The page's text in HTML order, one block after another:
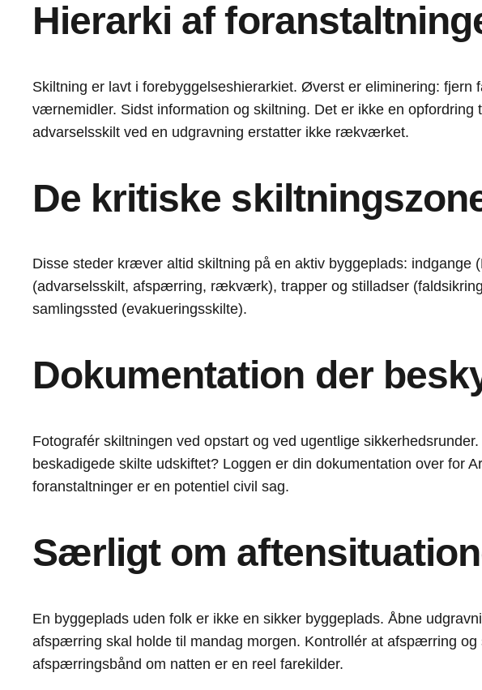
Hierarki af
Skiltning er lavt i forebyggelseshierarkiet. Øverst er eliminering:
værnemidler. Sidst information og skiltning. Det er ikke en
advarselsskilt ved en udgravning erstatter ikke rækværket.
De kritiske
Disse steder kræver altid skiltning på en aktiv byggeplads:
(advarselsskilt, afspærring, rækværk), trapper og stilladser
samlingssted (evakueringsskilte).
Dokumentation der
Fotografér skiltningen ved opstart og ved ugentlige
beskadigede skilte udskiftet? Loggen er din dokumentation over for
foranstaltninger er en potentiel civil sag.
Særligt om
En byggeplads uden folk er ikke en sikker byggeplads. Åbne
afspærring skal holde til mandag morgen. Kontrollér at afspærring
afspærringsbånd om natten er en reel farekilder.